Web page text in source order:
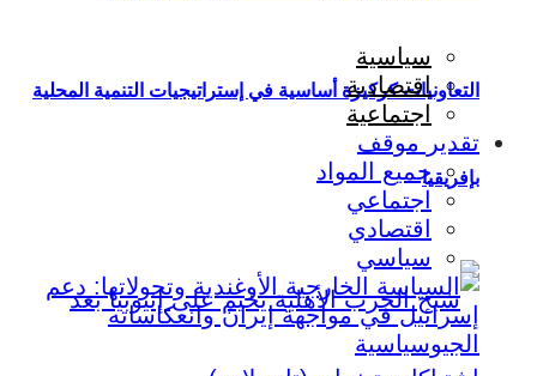
التعاونيات كركيزة أساسية في إستراتيجيات التنمية المحلية
بإفريقيا
سياسية
اقتصادية
اجتماعية
تقدير موقف
جميع المواد
اجتماعي
اقتصادي
سياسي